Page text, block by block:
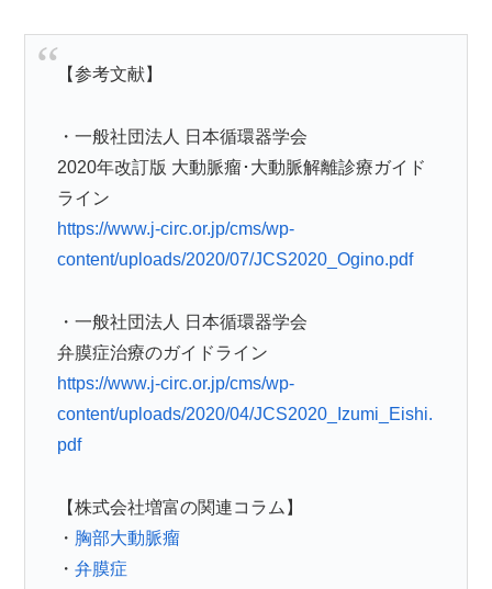
【参考文献】
・一般社団法人 日本循環器学会
2020年改訂版 大動脈瘤･大動脈解離診療ガイド
ライン
https://www.j-circ.or.jp/cms/wp-
content/uploads/2020/07/JCS2020_Ogino.pdf
・一般社団法人 日本循環器学会
弁膜症治療のガイドライン
https://www.j-circ.or.jp/cms/wp-
content/uploads/2020/04/JCS2020_Izumi_Eishi.
pdf
【株式会社増富の関連コラム】
・ 胸部大動脈瘤
・弁膜症